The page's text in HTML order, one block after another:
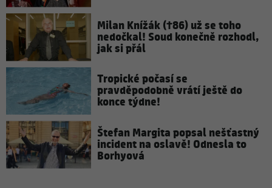
Milan Knížák (†86) už se toho
nedočkal! Soud konečně rozhodl,
jak si přál
Tropické počasí se
pravděpodobně vrátí ještě do
konce týdne!
Štefan Margita popsal nešťastný
incident na oslavě! Odnesla to
Borhyová